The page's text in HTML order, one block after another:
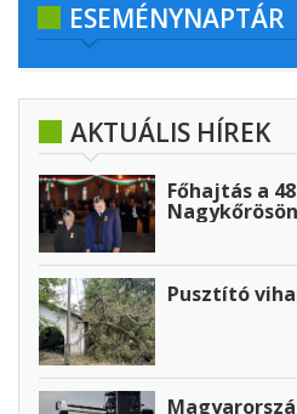
ESEMÉNYNAPTÁR
AKTUÁLIS HÍREK
Főhajtás a
Nagykőrösön
Pusztító